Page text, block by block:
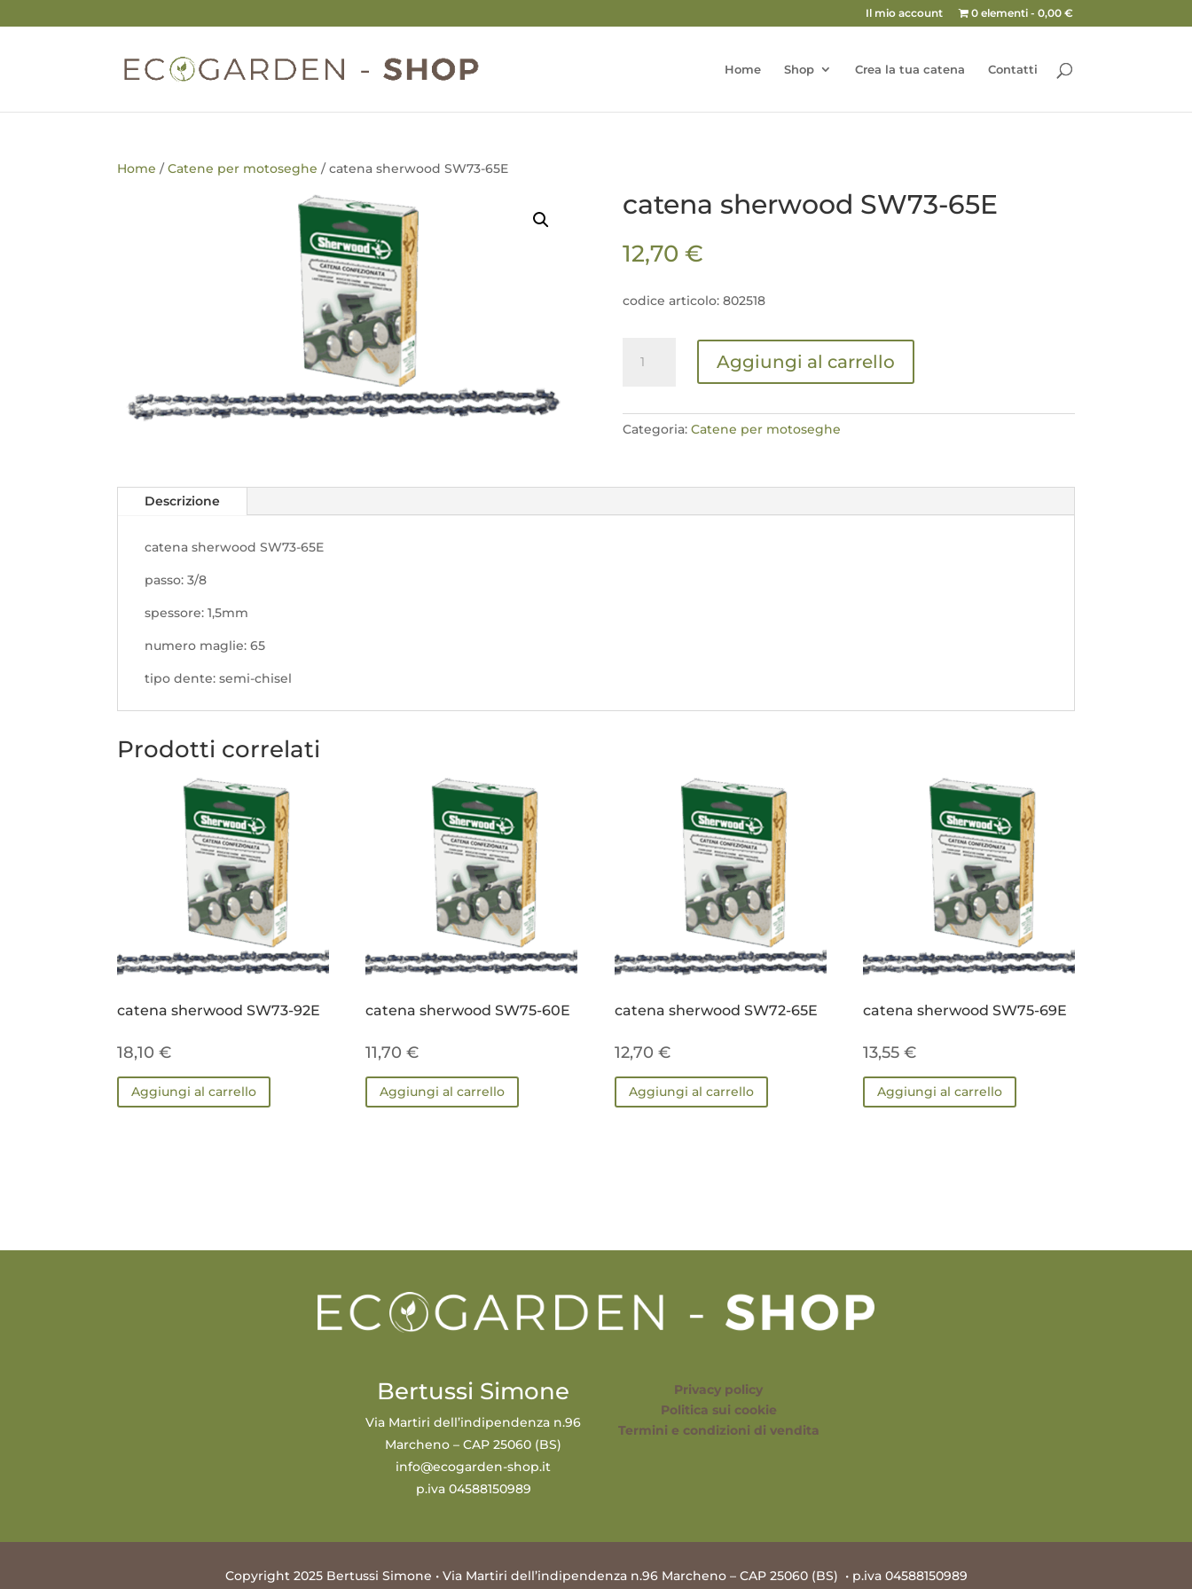
Il mio account 0 elementi 0,00 €
Home Shop Crea la tua catena Contatti
Home /Catene per motoseghe / catena sherwood SW73-65E
catena sherwood SW73-65E
12,70 €
codice articolo: 802518
sherwood
quantità
Aggiungi al carrello
Categoria: Catene per motoseghe
Descrizione
catena sherwood SW73-65E
passo: 3/8
spessore: 1,5mm
numero maglie: 65
tipo dente: semi-chisel
Prodotti correlati
catena sherwood SW73-92E
18,10 €
Aggiungi al carrello
catena sherwood SW75-60E
11,70€
Aggiungi al carrello
catena sherwood SW72-65E
12,70 €
Aggiungi al carrello
catena sherwood SW75-69E
13,55 €
Aggiungi al carrello
Bertussi Simone
Via Martiri dell’indipendenza n.96
Marcheno – CAP 25060 (BS)
info@ecogarden-shop.it
p.iva 04588150989
Privacy policy
Politica sui cookie
Termini e condizioni di vendita
Copyright 2025 Bertussi Simone • Via Martiri dell’indipendenza n.96 Marcheno – CAP 25060 (BS) • p.iva 04588150989